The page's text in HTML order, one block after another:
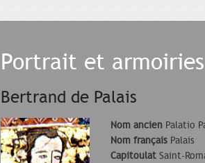
Portrait et armoiries
Bertrand de Palais
Nom ancien Palatio
Nom français Palais
CapitoulatSaint-